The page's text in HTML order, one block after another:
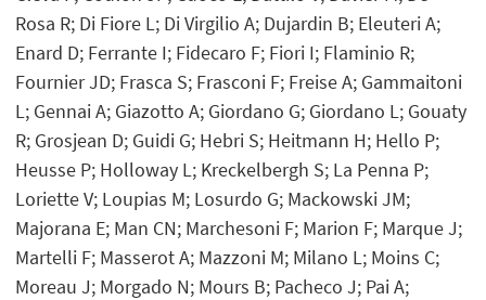
Rosa R; Di Fiore L; Di Virgilio A; Dujardin B; Eleuteri A;
Enard D; Ferrante I; Fidecaro F; Fiori I; Flaminio R;
Fournier JD; Frasca S; Frasconi F; Freise A; Gammaitoni
L; Gennai A; Giazotto A; Giordano G; Giordano L; Gouaty
R; Grosjean D; Guidi G; Hebri S; Heitmann H; Hello P;
Heusse P; Holloway L; Kreckelbergh S; La Penna P;
Loriette V; Loupias M; Losurdo G; Mackowski JM;
Majorana E; Man CN; Marchesoni F; Marion F; Marque J;
Martelli F; Masserot A; Mazzoni M; Milano L; Moins C;
Moreau J; Morgado N; Mours B; Pacheco J; Pai A;